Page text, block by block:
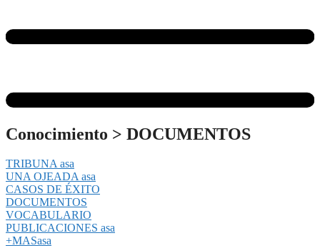
Conocimiento > DOCUMENTOS
TRIBUNA asa
UNA OJEADA asa
CASOS DE ÉXITO
DOCUMENTOS
VOCABULARIO
PUBLICACIONES asa
+MASasa